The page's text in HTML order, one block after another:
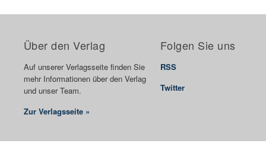
Über den Verlag
Auf unserer Verlagsseite finden Sie
mehr Informationen über den Verlag
und unser Team.
Zur Verlagsseite »
Folgen Sie uns
RSS
Twitter